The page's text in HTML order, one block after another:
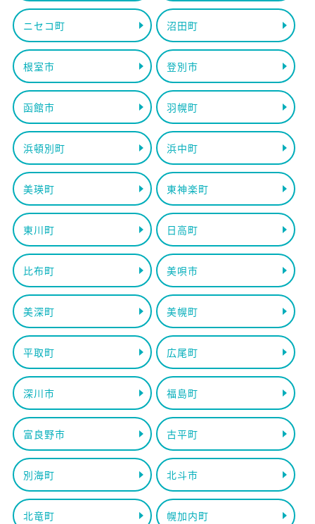
ニセコ町 沼田町
根室市 登別市
函館市 羽幌町
浜頓別町 浜中町
美瑛町 東神楽町
東川町 日高町
比布町 美唄市
美深町 美幌町
平取町 広尾町
深川市 福島町
富良野市 古平町
別海町 北斗市
北竜町 幌加内町